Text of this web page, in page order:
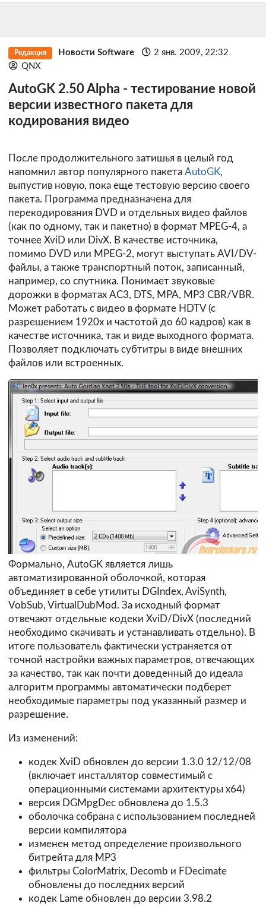
Редакция Новости Software
2 янв. 2009, 22:32
QNX
AutoGK 2.50 Alpha - тестирование новой
версии известного пакета для
кодирования видео
После продолжительного затишья в целый год
напомнил автор популярного пакета AutoGK,
выпустив новую, пока еще тестовую версию своего
пакета. Программа предназначена для
перекодирования DVD и отдельных видео файлов
(как по одному, так и пакетно) в формат MPEG-4, а
точнее XviD или DivX. В качестве источника,
помимо DVD или MPEG-2, могут выступать AVI/DV-
файлы, а также транспортный поток, записанный,
например, со спутника. Понимает звуковые
дорожки в форматах AC3, DTS, MPA, MP3 CBR/VBR.
Может работать с видео в формате HDTV (c
разрешением 1920х и частотой до 60 кадров) как в
качестве источника, так и виде выходного формата.
Позволяет подключать субтитры в виде внешних
файлов или встроенных.
Формально, AutoGK является лишь
автоматизированной оболочкой, которая
объединяет в себе утилиты DGIndex, AviSynth,
VobSub, VirtualDubMod. За исходный формат
отвечают отдельные кодеки XviD/DivX (последний
необходимо скачивать и устанавливать отдельно). В
итоге пользователь фактически устраняется от
точной настройки важных параметров, отвечающих
за качество, так как почти доведенный до идеала
алгоритм программы автоматически подберет
необходимые параметры под указанный размер и
разрешение.
Из изменений:
кодек XviD обновлен до версии 1.3.0 12/12/08
(включает инсталлятор совместимый с
операционными системами архитектуры х64)
версия DGMpgDec обновлена до 1.5.3
оболочка собрана с использованием последней
версии компилятора
изменен метод определение произвольного
битрейта для MP3
фильтры ColorMatrix, Decomb и FDecimate
обновлены до последних версий
кодек Lame обновлен до версии 3.98.2